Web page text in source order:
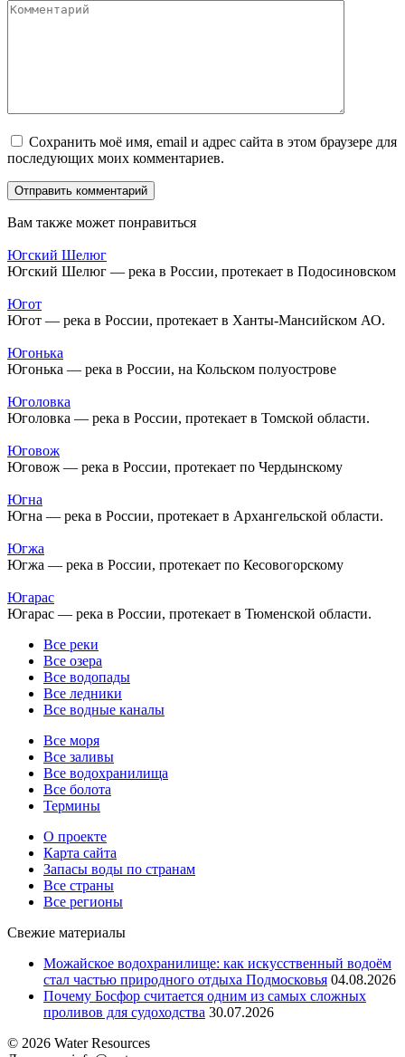
Сохранить моё имя, email и адрес сайта в этом браузере для
последующих моих комментариев.
Вам также может понравиться
Югский Шелюг
Югский Шелюг — река в России, протекает в Подосиновском
Югот
Югот — река в России, протекает в Ханты-Мансийском АО.
Югонька
Югонька — река в России, на Кольском полуострове
Юголовка
Юголовка — река в России, протекает в Томской области.
Юговож
Юговож — река в России, протекает по Чердынскому
Югна
Югна — река в России, протекает в Архангельской области.
Югжа
Югжа — река в России, протекает по Кесовогорскому
Югарас
Югарас — река в России, протекает в Тюменской области.
Все реки
Все озера
Все водопады
Все ледники
Все водные каналы
Все моря
Все заливы
Все водохранилища
Все болота
Термины
О проекте
Карта сайта
Запасы воды по странам
Все страны
Все регионы
Свежие материалы
Можайское водохранилище: как искусственный водоём
стал частью природного отдыха Подмосковья 04.08.2026
Почему Босфор считается одним из самых сложных
проливов для судоходства 30.07.2026
© 2026 Water Resources